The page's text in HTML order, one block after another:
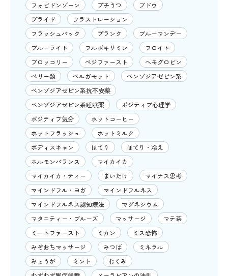
フォビドンゾーン
プチうつ
ブドウ
プライド
フラストレーション
フラッシュバック
プランク
ブルーマンデー
ブルーライト
フルボキサミン
フロイト
ブロッコリー
ベジファースト
ヘモグロビン
ベリー類
ベルガモット
ベンゾジアゼピン系
ベンゾジアゼピン系抗不安薬
ベンゾジアゼピン系睡眠薬
ポジティブ心理学
ポジティブ気分
ホットコーヒー
ホットフラッシュ
ホットミルク
ボディスキャン
ほてり
ほてり・冷え
ホルモンバランス
マイカイカ
マイカイカ・ティー
まいたけ
マイナス思考
マインドフル・ヨガ
マインドフルネス
マインドフルネス認知療法
マグネシウム
マタニティー・ブルーズ
マッサージ
マテ茶
ミートファースト
ミカン
ミス恐怖
みぞおちマッサージ
みつば
ミネラル
みょうが
ミント
むくみ